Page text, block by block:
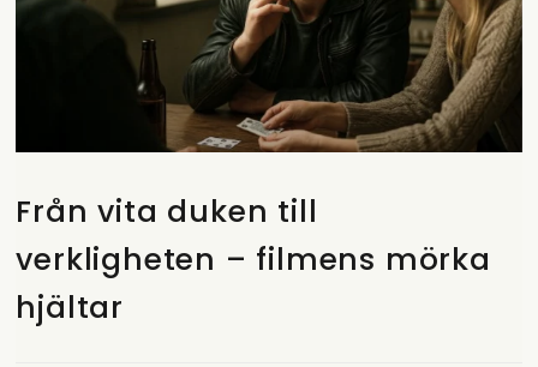
Från vita duken till
verkligheten – filmens mörka
hjältar